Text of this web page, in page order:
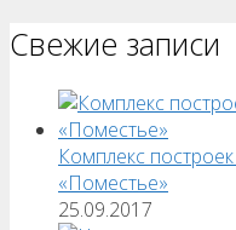
Свежие записи
Комплекс
«Поместье»
25.09.2017